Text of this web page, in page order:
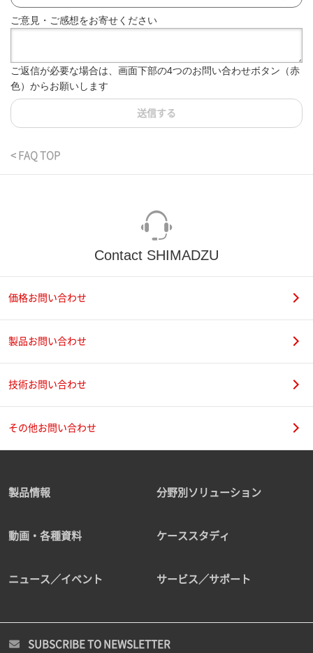
ご意見・ご感想をお寄せください
ご返信が必要な場合は、画面下部の4つのお問い合わせボタン（赤
色）からお願いします
送信する
< FAQ TOP
Contact SHIMADZU
価格お問い合わせ
製品お問い合わせ
技術お問い合わせ
その他お問い合わせ
製品情報 分野別ソリューション
動画・各種資料 ケーススタディ
ニュース／イベント サービス／サポート
SUBSCRIBE TO NEWSLETTER